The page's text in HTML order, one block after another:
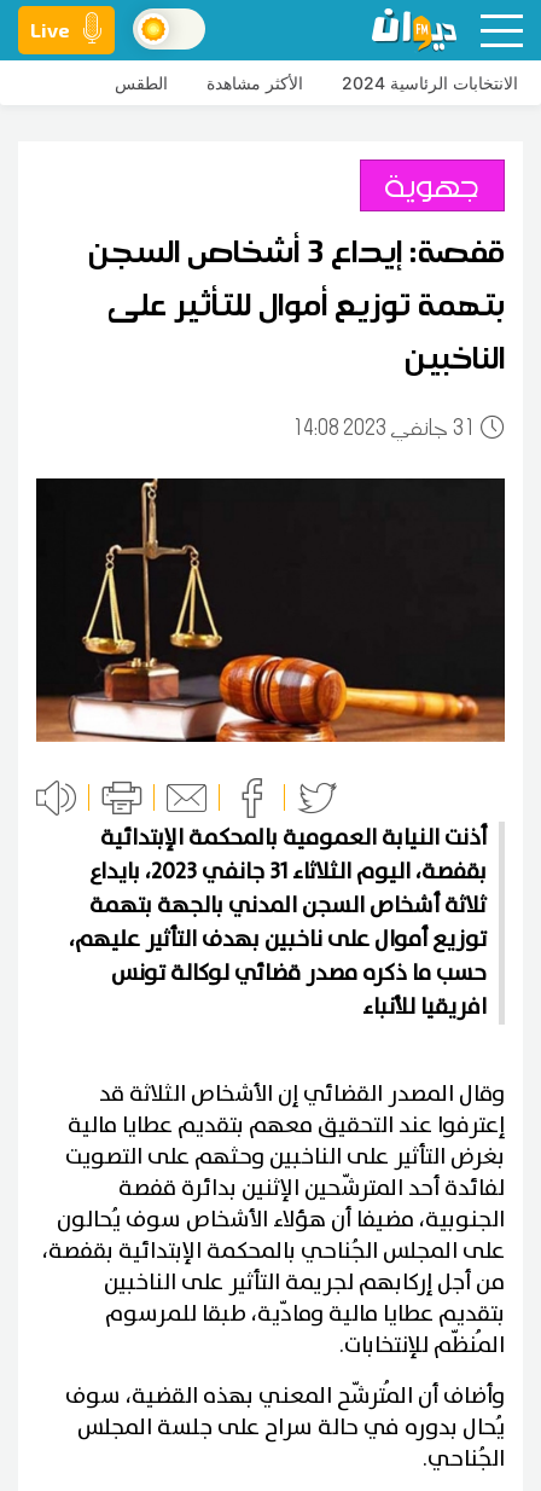
Live
الانتخابات الرئاسية 2024 الأكثر مشاهدة الطقس
جهوية
قفصة: إيداع 3 أشخاص السجن
بتهمة توزيع أموال للتأثير على
الناخبين
3114:08 2023 جانفي
أذنت النيابة العمومية بالمحكمة الإبتدائية
بقفصة، اليوم الثلاثاء 31 جانفي 2023، بايداع
ثلاثة أشخاص السجن المدني بالجهة بتهمة
توزيع أموال على ناخبين بهدف التأثير عليهم،
حسب ما ذكره مصدر قضائي لوكالة تونس
افريقيا للأنباء
وقال المصدر القضائي إن الأشخاص الثلاثة قد
إعترفوا عند التحقيق معهم بتقديم عطايا مالية
بغرض التأثير على الناخبين وحثهم على التصويت
لفائدة أحد المترشّحين الإثنين بدائرة قفصة
الجنوبية، مضيفا أن هؤلاء الأشخاص سوف يُحالون
على المجلس الجُناحي بالمحكمة الإبتدائية بقفصة،
من أجل إركابهم لجريمة التأثير على الناخبين
بتقديم عطايا مالية ومادّية، طبقا للمرسوم
المُنظّم للإنتخابات.
وأضاف أن المُترشّح المعني بهذه القضية، سوف
يُحال بدوره في حالة سراح على جلسة المجلس
الجُناحي.